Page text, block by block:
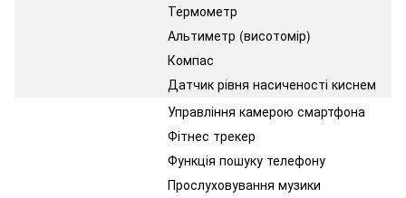
Термометр
Альтиметр (висотомір)
Компас
Датчик рівня насиченості киснем
Управління камерою смартфона
Фітнес трекер
Функція пошуку телефону
Прослуховування музики